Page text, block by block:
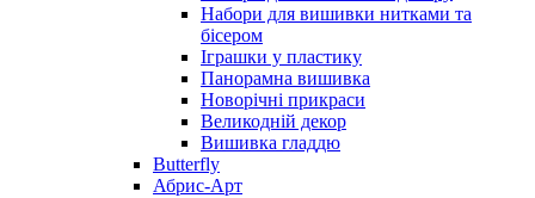
Набори для вишивки нитками та
бісером
Іграшки у пластику
Панорамна вишивка
Новорічні прикраси
Великодній декор
Вишивка гладдю
Butterfly
Абрис-Арт